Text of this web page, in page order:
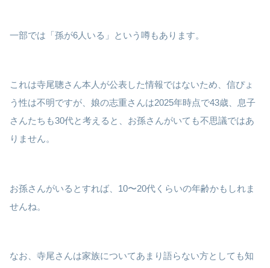
一部では「孫が6人いる」という噂もあります。
これは寺尾聰さん本人が公表した情報ではないため、信ぴょ
う性は不明ですが、娘の志重さんは2025年時点で43歳、息子
さんたちも30代と考えると、お孫さんがいても不思議ではあ
りません。
お孫さんがいるとすれば、10〜20代くらいの年齢かもしれま
せんね。
なお、寺尾さんは家族についてあまり語らない方としても知